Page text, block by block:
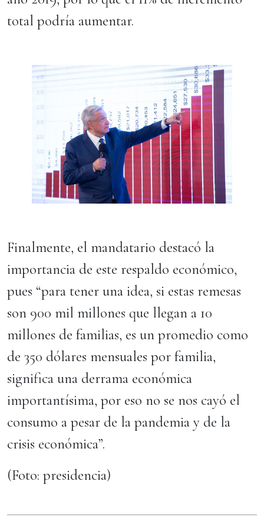
total podría aumentar.
Finalmente, el mandatario destacó la
importancia de este respaldo económico,
pues “para tener una idea, si estas remesas
son 900 mil millones que llegan a 10
millones de familias, es un promedio como
de 350 dólares mensuales por familia,
significa una derrama económica
importantísima, por eso no se nos cayó el
consumo a pesar de la pandemia y de la
crisis económica”.
(Foto: presidencia)